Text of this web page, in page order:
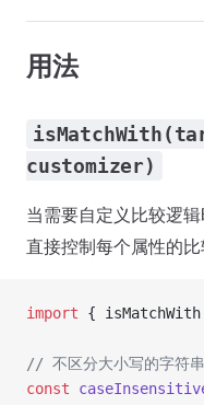
用法
customizer)
当需要自定义比较逻
直接控制每个属性的比
import {
// 不区分大小写的字符
const